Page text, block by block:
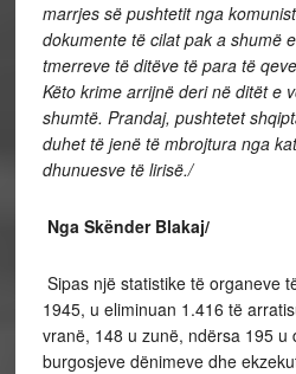
marrjes së pushtetit nga
dokumente të cilat pak a shumë
tmerreve të ditëve të para të
Këto krime arrijnë deri në ditët e
shumtë. Prandaj, pushtetet
duhet të jenë të mbrojtura nga
dhunuesve të lirisë./
Nga Skënder Blakaj/
Sipas një statistike të organeve
1945, u eliminuan 1.416 të
vranë, 148 u zunë, ndërsa 195 u
burgosjeve dënimeve dhe